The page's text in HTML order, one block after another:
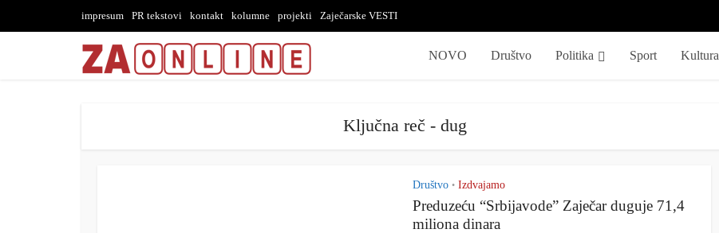
impresum PR tekstovi kontakt kolumne projekti Zaječarske VESTI
NOVO Društvo Politika Sport Kultura
Ključna reč - dug
Društvo • Izdvajamo
Preduzeću “Srbijavode” Zaječar duguje 71,4
miliona dinara